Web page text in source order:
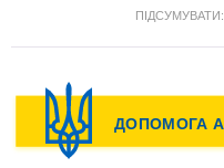
ПІДСУМУВАТИ: